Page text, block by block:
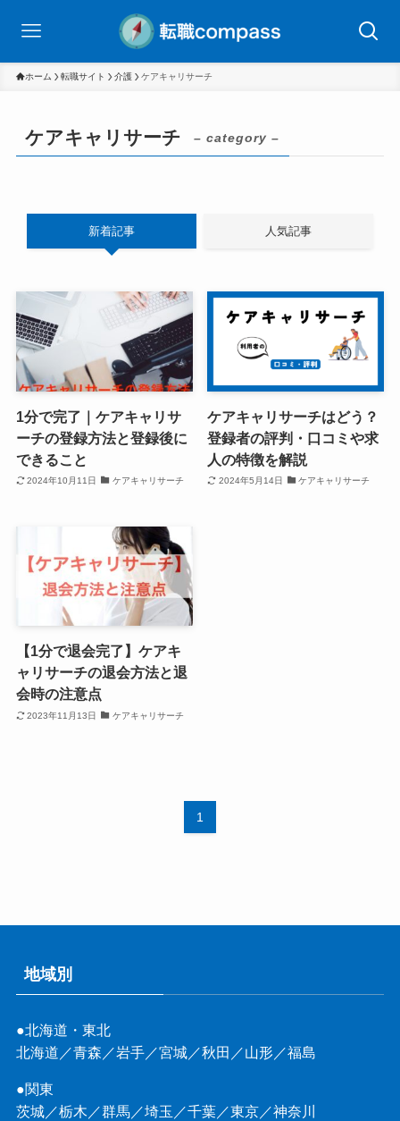
ホーム 転職サイト 介護 ケアキャリサーチ
ケアキャリサーチ – category –
新着記事 人気記事
1分で完了｜ケアキャリサ
ーチの登録方法と登録後に
できること
2024年10月11日 ケアキャリサーチ
ケアキャリサーチはどう？
登録者の評判・口コミや求
人の特徴を解説
2024年5月14日 ケアキャリサーチ
【1分で退会完了】ケアキ
ャリサーチの退会方法と退
会時の注意点
2023年11月13日 ケアキャリサーチ
1
地域別
●北海道・東北
北海道 ／青森 ／岩手／宮城／秋田 ／山形／福島
●関東
茨城／栃木 ／群馬／埼玉 ／千葉／東京／神奈川